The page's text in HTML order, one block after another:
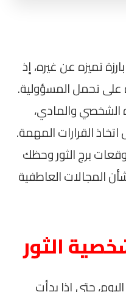
تميزه عن غيره، إذ
على تحمل المسؤولية.
الشخصي والمادي،
القرارات المهمة.
برج الثور وحظك
الأربعاء 8 يوليو 2026 بشأن المجالات العاطفية
الثور
حتى إذا بدأت